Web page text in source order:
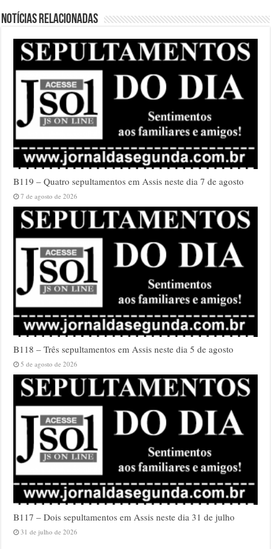
Notícias relacionadas
B119 – Quatro sepultamentos em Assis neste dia 7 de agosto
7 de agosto de 2026
B118 – Três sepultamentos em Assis neste dia 5 de agosto
5 de agosto de 2026
B117 – Dois sepultamentos em Assis neste dia 31 de julho
31 de julho de 2026